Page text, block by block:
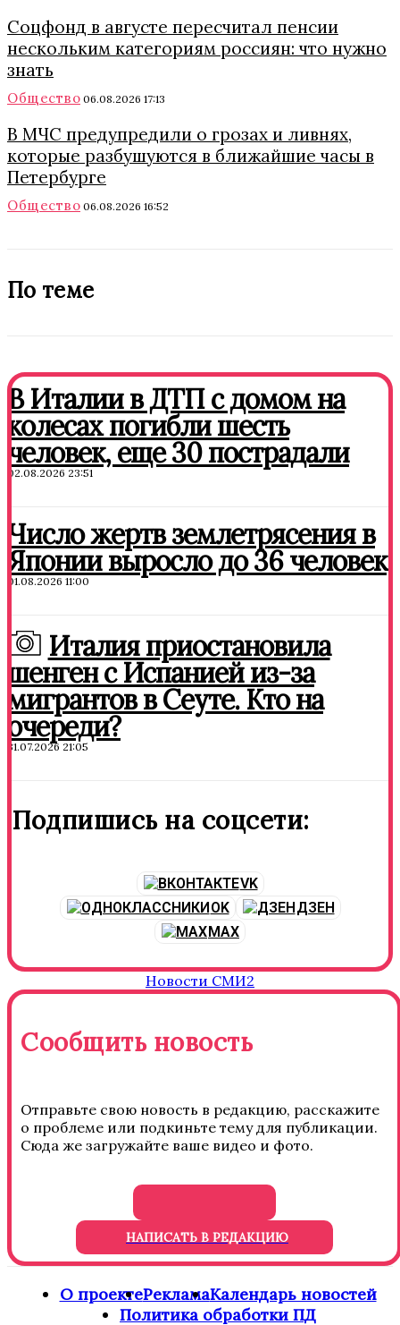
Соцфонд в августе пересчитал пенсии
нескольким категориям россиян: что нужно
знать
Общество 06.08.2026 17:13
В МЧС предупредили о грозах и ливнях,
которые разбушуются в ближайшие часы в
Петербурге
Общество 06.08.2026 16:52
По теме
В Италии в ДТП с домом на
колесах погибли шесть
человек, еще 30 пострадали
02.08.2026 23:51
Число жертв землетрясения в
Японии выросло до 36 человек
01.08.2026 11:00
Италия приостановила
шенген с Испанией из-за
мигрантов в Сеуте. Кто на
очереди?
31.07.2026 21:05
Подпишись на соцсети:
VK
OK
ДЗЕН
MAX
Новости СМИ2
Сообщить новость
Отправьте свою новость в редакцию, расскажите
о проблеме или подкиньте тему для публикации.
Сюда же загружайте ваше видео и фото.
НАПИСАТЬ В РЕДАКЦИЮ
О проектеРекламаКалендарь новостей
Политика обработки ПД